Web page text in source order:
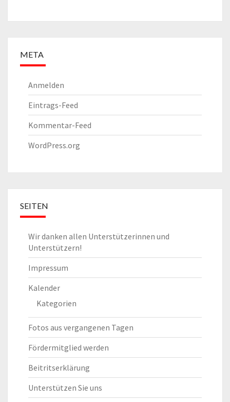
META
Anmelden
Eintrags-Feed
Kommentar-Feed
WordPress.org
SEITEN
Wir danken allen Unterstützerinnen und
Unterstützern!
Impressum
Kalender
Kategorien
Fotos aus vergangenen Tagen
Fördermitglied werden
Beitritserklärung
Unterstützen Sie uns